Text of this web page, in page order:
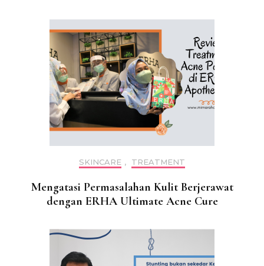
SKINCARE , TREATMENT
Mengatasi Permasalahan Kulit Berjerawat
dengan ERHA Ultimate Acne Cure